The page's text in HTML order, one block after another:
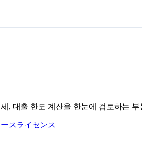
, 대출 한도 계산을 한눈에 검토하는
スライセンス